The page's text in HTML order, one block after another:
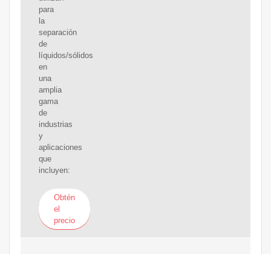
para
la
separación
de
líquidos/sólidos
en
una
amplia
gama
de
industrias
y
aplicaciones
que
incluyen:
Obtén
el
precio